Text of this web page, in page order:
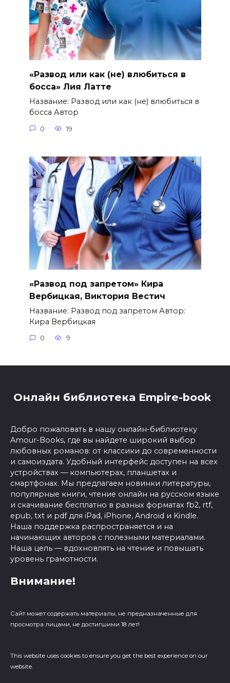
«Развод или как (не) влюбиться в
босса» Лия Латте
Название: Развод или как (не) влюбиться в
босса Автор
0 19
«Развод под запретом» Кира
Вербицкая, Виктория Вестич
Название: Развод под запретом Автор:
Кира Вербицкая
0 9
Онлайн библиотека Empire-book
Добро пожаловать в нашу онлайн-библиотеку
Amour-Books, где вы найдете широкий выбор
любовных романов: от классики до современности
и самоиздата. Удобный интерфейс доступен на всех
устройствах — компьютерах, планшетах и
смартфонах. Мы предлагаем новинки литературы,
популярные книги, чтение онлайн на русском языке
и скачивание бесплатно в разных форматах fb2, rtf,
epub, txt и pdf для iPad, iPhone, Android и Kindle.
Наша поддержка распространяется и на
начинающих авторов с полезными материалами.
Наша цель — вдохновлять на чтение и повышать
уровень грамотности.
Внимание!
Сайт может содержать материалы, не предназначенные для
просмотра лицами, не достигшими 18 лет!
This website uses cookies to ensure you get the best experience on our
website.